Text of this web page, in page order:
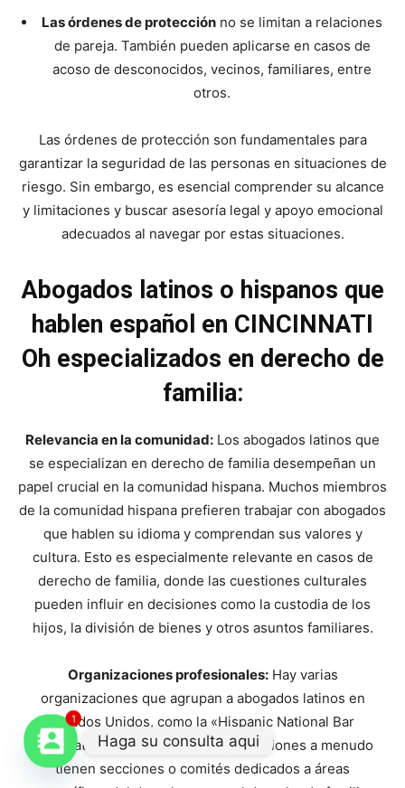
Las órdenes de protección no se limitan a relaciones
de pareja. También pueden aplicarse en casos de
acoso de desconocidos, vecinos, familiares, entre
otros.
Las órdenes de protección son fundamentales para
garantizar la seguridad de las personas en situaciones de
riesgo. Sin embargo, es esencial comprender su alcance
y limitaciones y buscar asesoría legal y apoyo emocional
adecuados al navegar por estas situaciones.
Abogados latinos o hispanos que
hablen español en CINCINNATI
Oh especializados en derecho de
familia:
Relevancia en la comunidad: Los abogados latinos que
se especializan en derecho de familia desempeñan un
papel crucial en la comunidad hispana. Muchos miembros
de la comunidad hispana prefieren trabajar con abogados
que hablen su idioma y comprendan sus valores y
cultura. Esto es especialmente relevante en casos de
derecho de familia, donde las cuestiones culturales
pueden influir en decisiones como la custodia de los
hijos, la división de bienes y otros asuntos familiares.
Organizaciones profesionales:Hay varias
organizaciones que agrupan a abogados latinos en
Estados Unidos, como la «Hispanic National Bar
Association» (HNBA). Estas organizaciones a menudo
tienen secciones o comités dedicados a áreas
1
Haga su consulta aqui